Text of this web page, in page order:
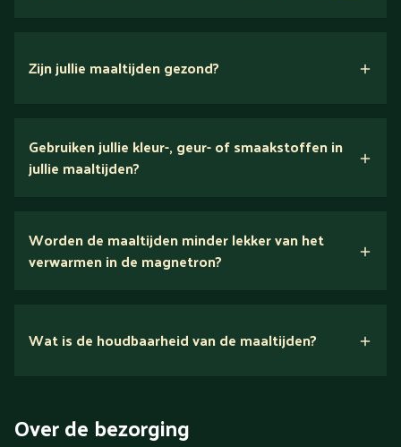
Zijn jullie maaltijden gezond?
voedingsexperts
Verlaagd in koolhydraten
Gebruiken jullie kleur-, geur- of smaakstoffen in
jullie maaltijden?
Worden de maaltijden minder lekker van het
verwarmen in de magnetron?
Wat is de houdbaarheid van de maaltijden?
Over de bezorging